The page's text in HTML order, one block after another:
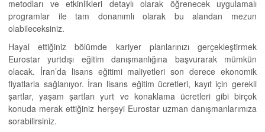
metodları ve etkinlikleri detaylı olarak öğrenecek uygulamalı
programlar ile tam donanımlı olarak bu alandan mezun
olabileceksiniz.
Hayal ettiğiniz bölümde kariyer planlarınızı gerçekleştirmek
Eurostar yurtdışı eğitim danışmanlığına başvurarak mümkün
olacak. İran’da lisans eğitimi maliyetleri son derece ekonomik
fiyatlarla sağlanıyor. İran lisans eğitim ücretleri, kayıt için gerekli
şartlar, yaşam şartları yurt ve konaklama ücretleri gibi birçok
konuda merak ettiğiniz herşeyi Eurostar uzman danışmanlarımıza
sorabilirsiniz.